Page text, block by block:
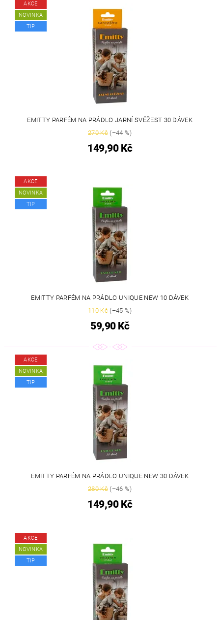
AKCE
NOVINKA
TIP
EMITTY PARFÉM NA PRÁDLO JARNÍ SVĚŽEST 30 DÁVEK
270 Kč(–44 %)
149,90 Kč
AKCE
NOVINKA
TIP
EMITTY PARFÉM NA PRÁDLO UNIQUE NEW 10 DÁVEK
110 Kč(–45 %)
59,90 Kč
AKCE
NOVINKA
TIP
EMITTY PARFÉM NA PRÁDLO UNIQUE NEW 30 DÁVEK
280 Kč(–46 %)
149,90 Kč
AKCE
NOVINKA
TIP